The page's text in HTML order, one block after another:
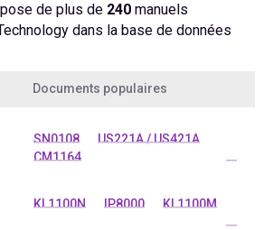
de plus de 240 manuels
dans la base de données
Documents populaires
SN0108
US221A / US421A
CM1164
...
KL1100N IP8000
KL1100M
...